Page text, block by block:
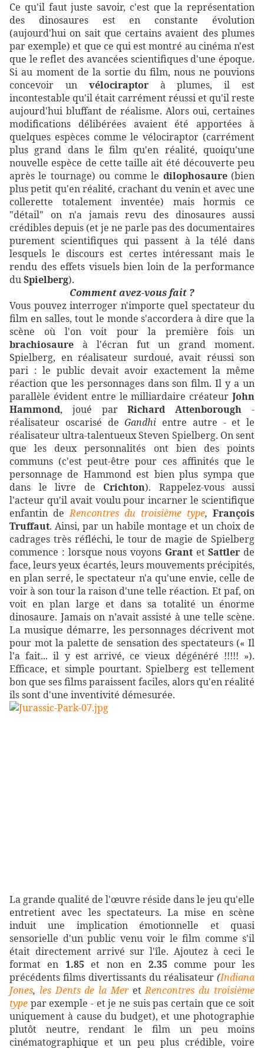
Ce qu'il faut juste savoir, c'est que la représentation
des dinosaures est en constante évolution
(aujourd'hui on sait que certains avaient des plumes
par exemple) et que ce qui est montré au cinéma n'est
que le reflet des avancées scientifiques d'une époque.
Si au moment de la sortie du film, nous ne pouvions
concevoir un vélociraptorà plumes, il est
incontestable qu'il était carrément réussi et qu'il reste
aujourd'hui bluffant de réalisme. Alors oui, certaines
modifications délibérées avaient été apportées à
quelques espèces comme le vélociraptor (carrément
plus grand dans le film qu'en réalité, quoiqu'une
nouvelle espèce de cette taille ait été découverte peu
après le tournage) ou comme le dilophosaure(bien
plus petit qu'en réalité, crachant du venin et avec une
collerette totalement inventée) mais hormis ce
"détail" on n'a jamais revu des dinosaures aussi
crédibles depuis (et je ne parle pas des documentaires
purement scientifiques qui passent à la télé dans
lesquels le discours est certes intéressant mais le
rendu des effets visuels bien loin de la performance
duSpielberg).
Comment avez-vous fait ?
Vous pouvez interroger n'importe quel spectateur du
film en salles, tout le monde s'accordera à dire que la
scène où l'on voit pour la première fois un
brachiosaure à l'écran fut un grand moment.
Spielberg, en réalisateur surdoué, avait réussi son
pari : le public devait avoir exactement la même
réaction que les personnages dans son film. Il y a un
parallèle évident entre le milliardaire créateur John
Hammond, joué parRichard Attenborough -
réalisateur oscarisé deGandhi entre autre - et le
réalisateur ultra-talentueux Steven Spielberg. On sent
que les deux personnalités ont bien des points
communs (c'est peut-être pour ces affinités que le
personnage de Hammond est bien plus sympa que
dans le livre de Crichton). Rappelez-vous aussi
l'acteur qu'il avait voulu pour incarner le scientifique
enfantin deRencontres du troisième type, François
Truffaut. Ainsi, par un habile montage et un choix de
cadrages très réfléchi, le tour de magie de Spielberg
commence : lorsque nous voyons GrantetSattler de
face, leurs yeux écartés, leurs mouvements précipités,
en plan serré, le spectateur n'a qu'une envie, celle de
voir à son tour la raison d'une telle réaction. Et paf, on
voit en plan large et dans sa totalité un énorme
dinosaure. Jamais on n’avait assisté à une telle scène.
La musique démarre, les personnages décrivent mot
pour mot la palette de sensation des spectateurs (« Il
l'a fait... il y est arrivé, ce vieux dégénéré !!!!! »).
Efficace, et simple pourtant. Spielberg est tellement
bon que ses films paraissent faciles, alors qu'en réalité
ils sont d'une inventivité démesurée.
La grande qualité de l'œuvre réside dans le jeu qu'elle
entretient avec les spectateurs. La mise en scène
induit une implication émotionnelle et quasi
sensorielle d'un public venu voir le film comme s'il
était directement arrivé sur l'île. Ajoutez à ceci le
format en 1.85 et non en 2.35 comme pour les
précédents films divertissants du réalisateur (Indiana
Jones, les Dents de la MeretRencontres du troisième
type par exemple - et je ne suis pas certain que ce soit
uniquement à cause du budget), et une photographie
plutôt neutre, rendant le film un peu moins
cinématographique et un peu plus crédible, voire